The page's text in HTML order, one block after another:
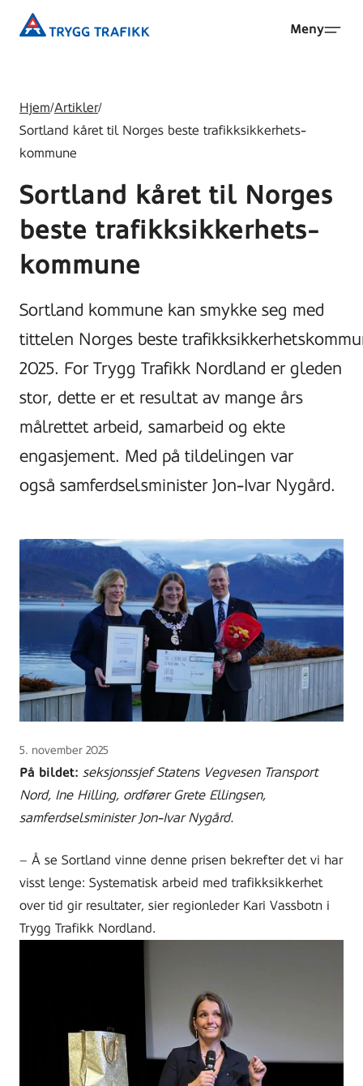
Trygg
Meny
Hjem/Artikler/
Sortland kåret til Norges beste trafikksikkerhets-
kommune
Sortland kåret til Norges
beste trafikksikkerhets-
kommune
Sortland kommune kan smykke seg med
tittelen Norges beste
2025. For Trygg Trafikk Nordland er gleden
stor, dette er et resultat av mange års
målrettet arbeid, samarbeid og ekte
engasjement. Med på tildelingen var
også samferdselsminister Jon-Ivar Nygård.
Lagt
ut
5. november 2025
På bildet: seksjonssjef Statens Vegvesen Transport
Nord, Ine Hilling, ordfører Grete Ellingsen,
samferdselsminister Jon-Ivar Nygård.
– Å se Sortland vinne denne prisen bekrefter det vi har
visst lenge: Systematisk arbeid med trafikksikkerhet
over tid gir resultater, sier regionleder Kari Vassbotn i
Trygg Trafikk Nordland.